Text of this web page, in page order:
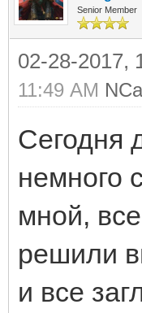
Senior Member
02-28-2017,
11:49 AM
Сегодня
немного
мной,
решили
и все